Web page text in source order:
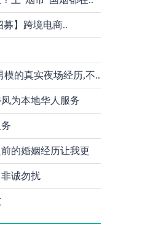
】跨境电商..
模的真实夜场经历,不..
为本地华人服务
的婚姻经历让我更
诚勿扰